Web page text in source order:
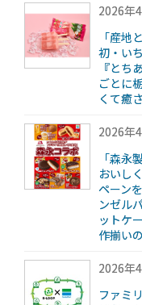
2026年
「産地
初・い
『とち
ごとに
くて癒
2026年
「森永
おいし
ペーン
ンゼル
ットケ
作揃い
2026年
ファミ